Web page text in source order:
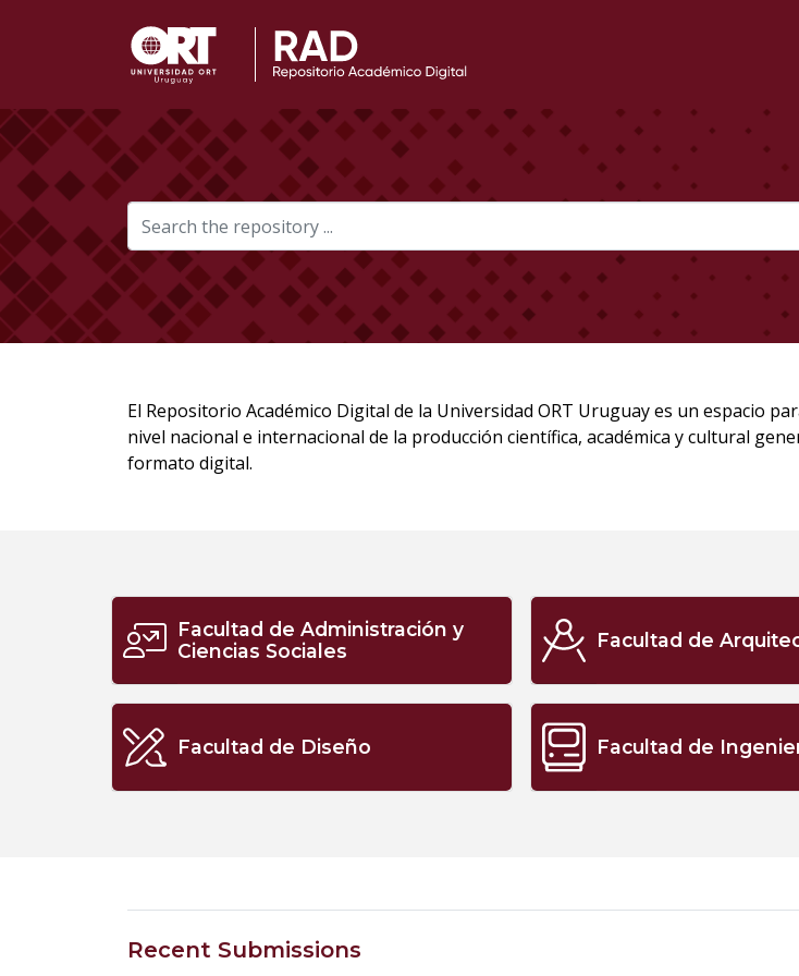
El Repositorio Académico Digital de la Universidad ORT Uruguay es un espacio
nivel nacional e internacional de la producción científica, académica y cultural
formato digital.
Facultad de Administración y
Ciencias Sociales
Facultad de
Facultad de Diseño Facultad de
Recent Submissions